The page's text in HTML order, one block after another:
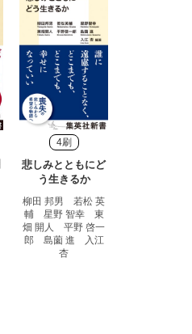
4刷
悲しみとともにど
う生きるか
柳田 邦男 若松 英
輔 星野 智幸 東
畑 開人 平野 啓一
郎 島薗 進 入江
杏